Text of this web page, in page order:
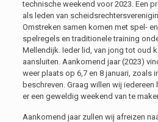
technische weekend voor 2023. Een
als leden van
Omstreken samen komen met spel-
spelregels en traditionele training
Mellendijk. Ieder lid, van jong tot oud
aansluiten. Aankomend jaar (2023)
weer plaats op 6,7 en 8 januari, zoals
beschreven. Graag willen wij
er een geweldig weekend van te
Aankomend jaar zullen wij afreizen